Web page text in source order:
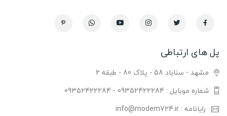
پل های ارتباطی
مشهد - سناباد 58 - پلاک 80 - طبقه 2
شماره موبایل : 09352422284 - 09352422284
رایانامه : info@modem724.ir